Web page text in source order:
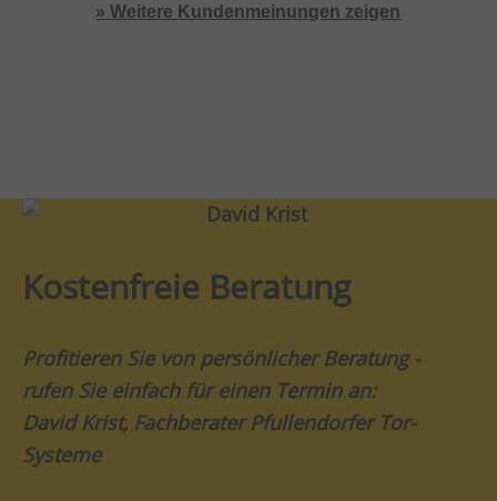
» Weitere Kundenmeinungen zeigen
Kostenfreie Beratung
Profitieren Sie von persönlicher Beratung -
rufen Sie einfach für einen Termin an:
David Krist, Fachberater Pfullendorfer Tor-
Systeme